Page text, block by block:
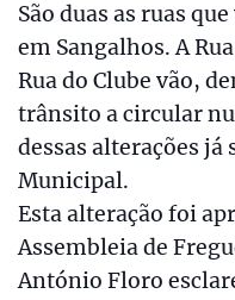
São duas as ruas
em Sangalhos. A
Rua do Clube vão,
trânsito a circular
dessas alterações já
Municipal.
Esta alteração foi
Assembleia de
António Floro